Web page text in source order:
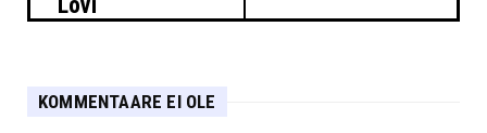
KOMMENTAARE EI OLE